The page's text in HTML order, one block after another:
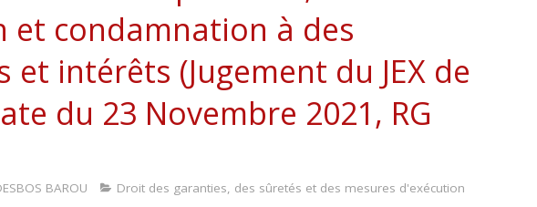
condamnation à des
et intérêts (Jugement du JEX de
du 23 Novembre 2021, RG
BAROU Droit des garanties, des sûretés et des mesures d'exécution